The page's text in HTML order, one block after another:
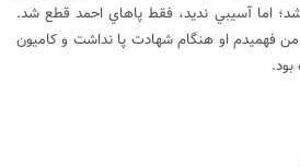
اما آسيبي نديد، فقط پاهاي احمد قطع شد.
فهميدم او هنگام شهادت پا نداشت و کاميون